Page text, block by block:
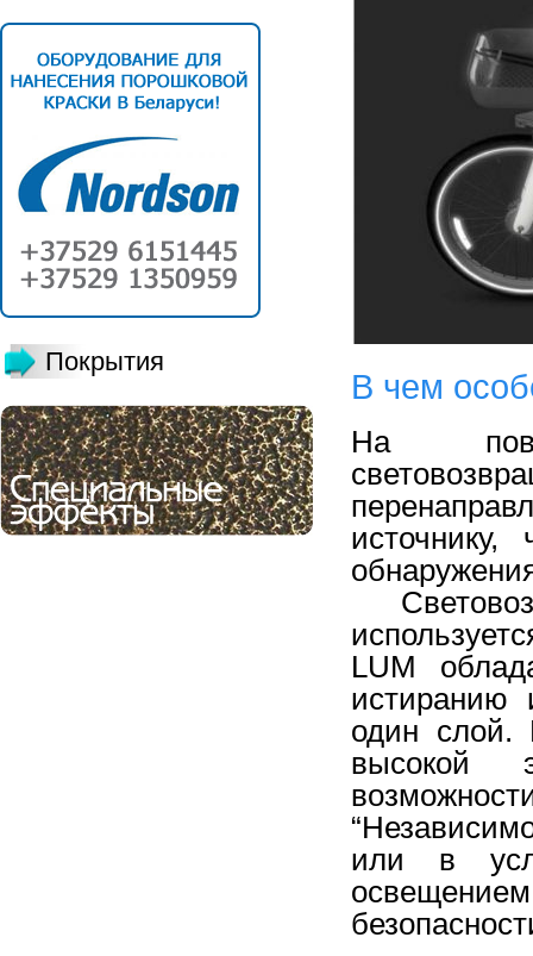
Покрытия
В чем
На
источнику,
LUM
истиранию
один
слой.
высокой
“
или
в
освещением